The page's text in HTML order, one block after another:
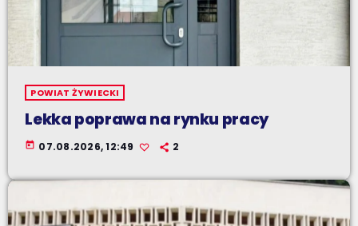
POWIAT ŻYWIECKI
Lekka poprawa na rynku pracy
today 07.08.2026, 12:49 2